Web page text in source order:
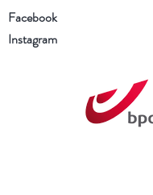
Facebook
Instagram